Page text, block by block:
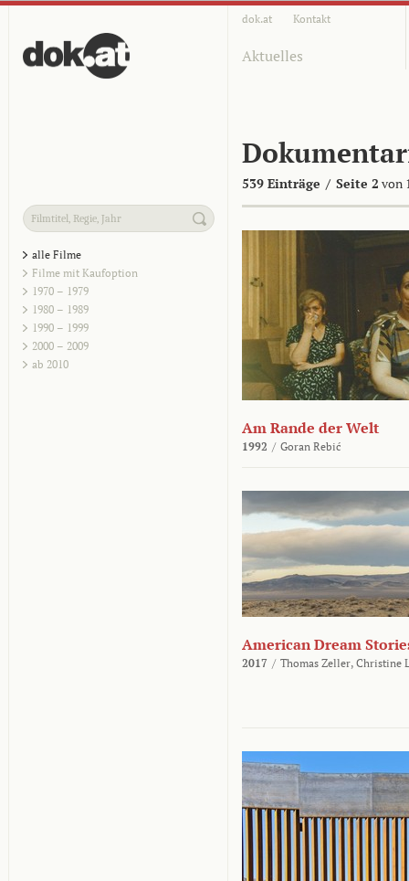
dok.at Kontakt
Aktuelles
539 Einträge / Seite 2 von
alle Filme
Filme mit Kaufoption
1970 – 1979
1980 – 1989
1990 – 1999
2000 – 2009
ab 2010
Am Rande der Welt
1992 / Goran Rebić
American Dream
2017 / Thomas Zeller, Christine